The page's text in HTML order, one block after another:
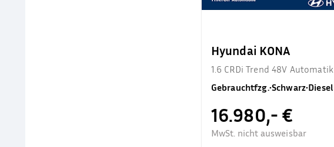
Hyundai KONA
1.6 CRDi Trend 48V Automatik
Gebrauchtfzg.•Schwarz•Diesel
16.980,- €
MwSt. nicht ausweisbar